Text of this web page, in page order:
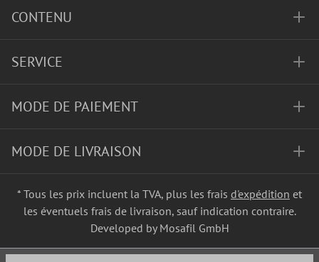
CONTENU
SERVICE
MODE DE PAIEMENT
MODE DE LIVRAISON
* Tous les prix incluent la TVA, plus les frais d'expédition et
les éventuels frais de livraison, sauf indication contraire.
Developed by Mosafil GmbH